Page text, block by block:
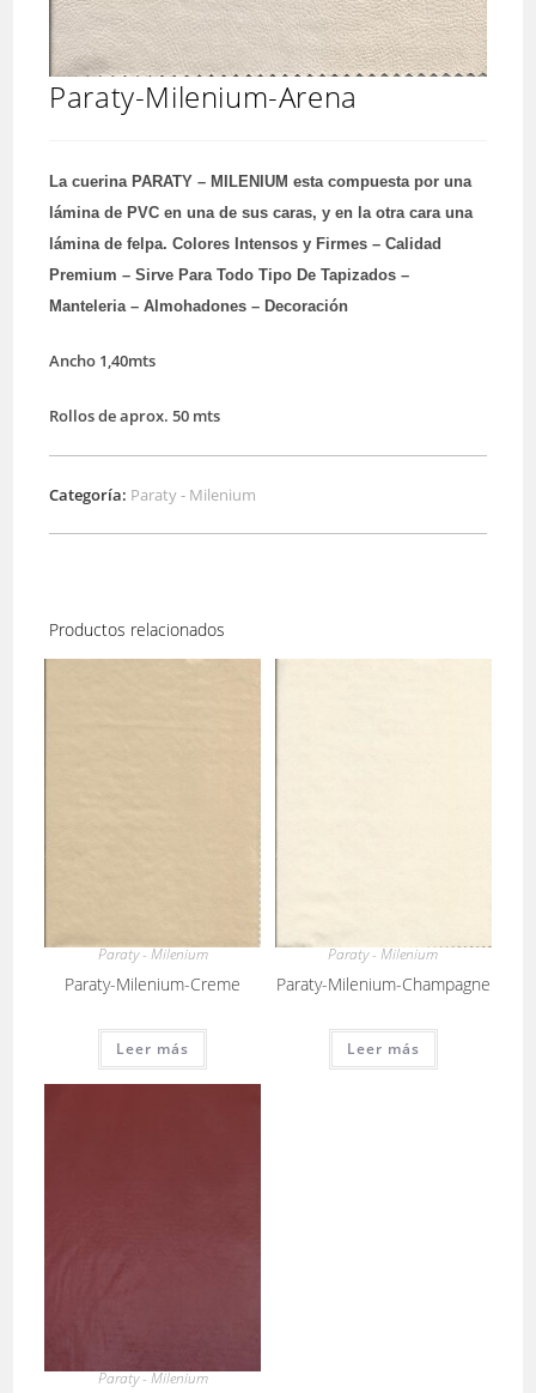
Paraty-Milenium-Arena
La cuerina PARATY – MILENIUM esta compuesta por una
lámina de PVC en una de sus caras, y en la otra cara una
lámina de felpa. Colores Intensos y Firmes – Calidad
Premium – Sirve Para Todo Tipo De Tapizados –
Manteleria – Almohadones – Decoración
Ancho 1,40mts
Rollos de aprox. 50 mts
Categoría: Paraty - Milenium
Productos relacionados
Paraty - Milenium
Paraty-Milenium-Creme
Leer más
Paraty - Milenium
Paraty-Milenium-Champagne
Leer más
Paraty - Milenium